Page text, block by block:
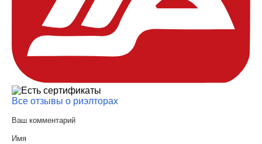
Все отзывы о риэлторах
Ваш комментарий
Имя